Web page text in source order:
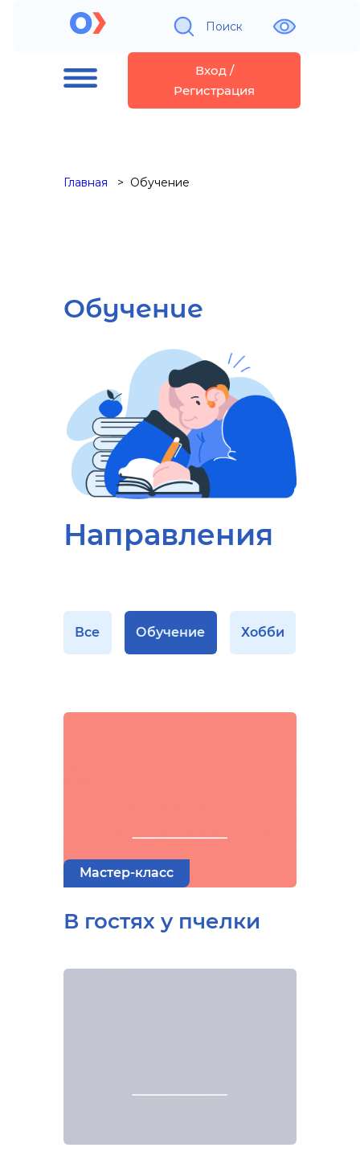
Поиск
Вход /
Регистрация
Главная Обучение
Обучение
Направления
Все Обучение Хобби
Мастер-класс
В гостях у пчелки